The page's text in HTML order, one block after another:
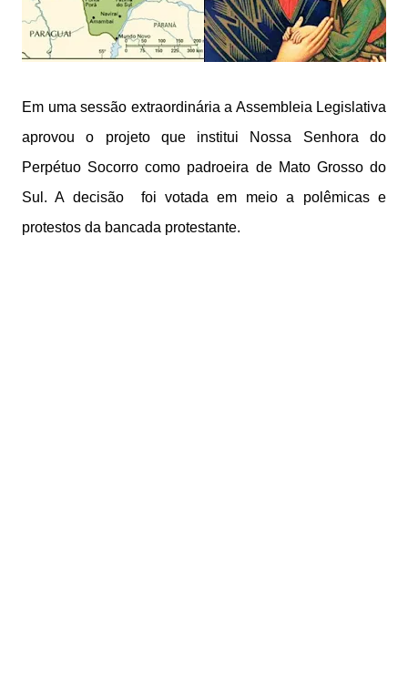
Em uma sessão extraordinária a Assembleia Legislativa
aprovou o projeto que institui Nossa Senhora do
Perpétuo Socorro como padroeira de Mato Grosso do
Sul. A decisão foi votada em meio a polêmicas e
protestos da bancada protestante.